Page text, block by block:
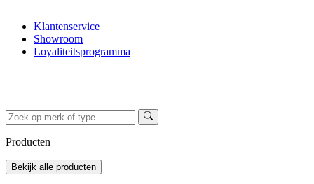
Klantenservice
Showroom
Loyaliteitsprogramma
Producten